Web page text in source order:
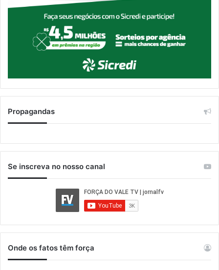
Propagandas
Se inscreva no nosso canal
Onde os fatos têm força